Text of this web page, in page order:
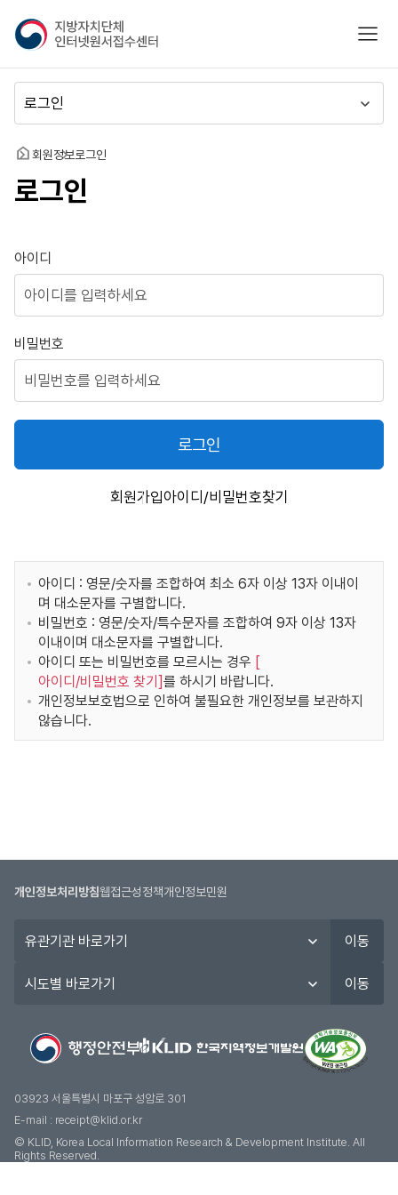
지
방
자
치
단
체
인
넷
접
수
센
모바
뉴
동
홈 회원정보로그인
로그인
로그인
아이디
비밀번호
로그인
회원가입아이디/비밀번호찾기
아이디 : 영문/숫자를 조합하여 최소 6자 이상 13자 이내이
며 대소문자를 구별합니다.
비밀번호 : 영문/숫자/특수문자를 조합하여 9자 이상 13자
이내이며 대소문자를 구별합니다.
아이디 또는 비밀번호를 모르시는 경우 [
아이디/비밀번호 찾기 ]를 하시기 바랍니다.
개인정보보호법으로 인하여 불필요한 개인정보를 보관하지
않습니다.
개인정보처리방침웹접근성정책개인정보민원
관
이동
도
기
이동
03923 서울특별시 마포구 성암로 301
E-mail : receipt@klid.or.kr
© KLID, Korea Local Information Research & Development Institute. AII
Rights Reserved.